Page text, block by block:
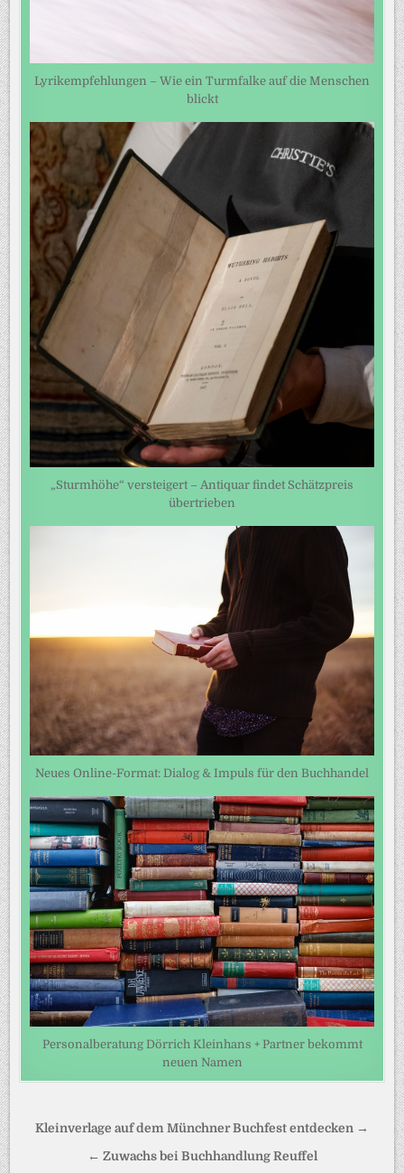
Lyrikempfehlungen – Wie ein Turmfalke auf die Menschen
blickt
„Sturmhöhe“ versteigert – Antiquar findet Schätzpreis
übertrieben
Neues Online-Format: Dialog & Impuls für den Buchhandel
Personalberatung Dörrich Kleinhans + Partner bekommt
neuen Namen
Beitragsnavigation
Kleinverlage auf dem Münchner Buchfest entdecken →
← Zuwachs bei Buchhandlung Reuffel